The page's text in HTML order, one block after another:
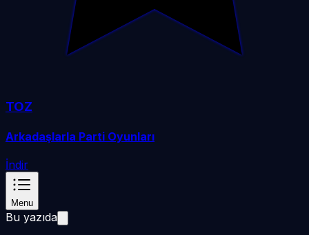
TOZ
Arkadaşlarla Parti Oyunları
İndir
Menu
Bu yazıda